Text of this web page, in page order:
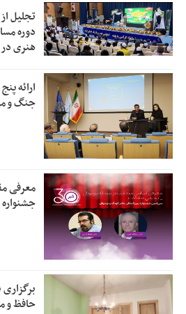
تجلیل
دوره
هنری
ارائه
جنگ و
معرفی
حافظ و